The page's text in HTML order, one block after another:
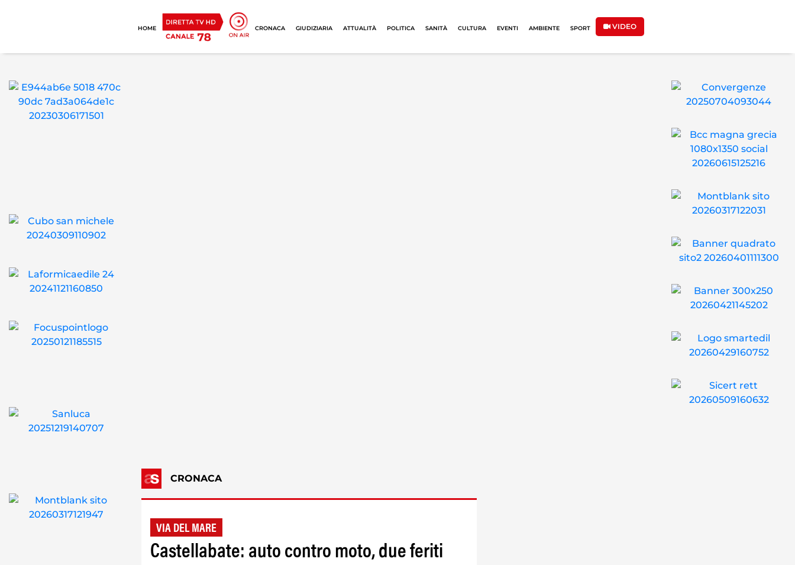
HOME CRONACA GIUDIZIARIA ATTUALITÀ POLITICA SANITÀ CULTURA EVENTI AMBIENTE SPORT VIDEO
CRONACA
VIA DEL MARE
Castellabate: auto contro moto, due feriti